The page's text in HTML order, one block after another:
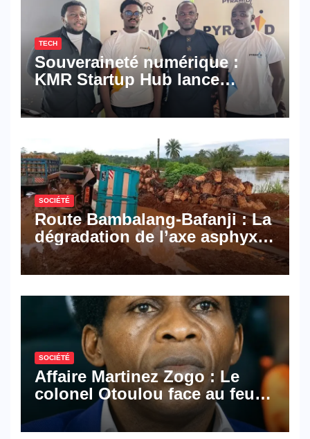
TECH
Souveraineté numérique :
KMR Startup Hub lance
Pyramid Browser et Pyramid
Mail, deux solutions
Cameroon
SOCIÉTÉ
Route Bambalang-Bafanji : La
dégradation de l’axe asphyxie
les activités économiques
SOCIÉTÉ
Affaire Martinez Zogo : Le
colonel Otoulou face au feu
croisé des avocats de la
défense